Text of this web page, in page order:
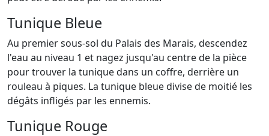
Tunique Bleue
Au premier sous-sol du Palais des Marais, descendez
l'eau au niveau 1 et nagez jusqu'au centre de la pièce
pour trouver la tunique dans un coffre, derrière un
rouleau à piques. La tunique bleue divise de moitié les
dégâts infligés par les ennemis.
Tunique Rouge